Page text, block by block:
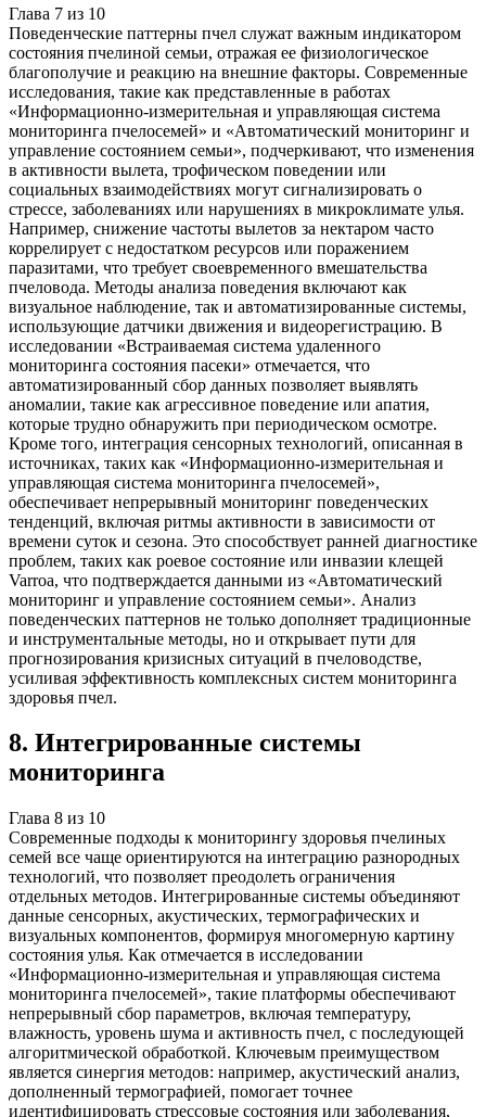
Глава 7 из 10
Поведенческие паттерны пчел служат важным индикатором
состояния пчелиной семьи, отражая ее физиологическое
благополучие и реакцию на внешние факторы. Современные
исследования, такие как представленные в работах
«Информационно-измерительная и управляющая система
мониторинга пчелосемей» и «Автоматический мониторинг и
управление состоянием семьи», подчеркивают, что изменения
в активности вылета, трофическом поведении или
социальных взаимодействиях могут сигнализировать о
стрессе, заболеваниях или нарушениях в микроклимате улья.
Например, снижение частоты вылетов за нектаром часто
коррелирует с недостатком ресурсов или поражением
паразитами, что требует своевременного вмешательства
пчеловода. Методы анализа поведения включают как
визуальное наблюдение, так и автоматизированные системы,
использующие датчики движения и видеорегистрацию. В
исследовании «Встраиваемая система удаленного
мониторинга состояния пасеки» отмечается, что
автоматизированный сбор данных позволяет выявлять
аномалии, такие как агрессивное поведение или апатия,
которые трудно обнаружить при периодическом осмотре.
Кроме того, интеграция сенсорных технологий, описанная в
источниках, таких как «Информационно-измерительная и
управляющая система мониторинга пчелосемей»,
обеспечивает непрерывный мониторинг поведенческих
тенденций, включая ритмы активности в зависимости от
времени суток и сезона. Это способствует ранней диагностике
проблем, таких как роевое состояние или инвазии клещей
Varroa, что подтверждается данными из «Автоматический
мониторинг и управление состоянием семьи». Анализ
поведенческих паттернов не только дополняет традиционные
и инструментальные методы, но и открывает пути для
прогнозирования кризисных ситуаций в пчеловодстве,
усиливая эффективность комплексных систем мониторинга
здоровья пчел.
8. Интегрированные системы
мониторинга
Глава 8 из 10
Современные подходы к мониторингу здоровья пчелиных
семей все чаще ориентируются на интеграцию разнородных
технологий, что позволяет преодолеть ограничения
отдельных методов. Интегрированные системы объединяют
данные сенсорных, акустических, термографических и
визуальных компонентов, формируя многомерную картину
состояния улья. Как отмечается в исследовании
«Информационно-измерительная и управляющая система
мониторинга пчелосемей», такие платформы обеспечивают
непрерывный сбор параметров, включая температуру,
влажность, уровень шума и активность пчел, с последующей
алгоритмической обработкой. Ключевым преимуществом
является синергия методов: например, акустический анализ,
дополненный термографией, помогает точнее
идентифицировать стрессовые состояния или заболевания,